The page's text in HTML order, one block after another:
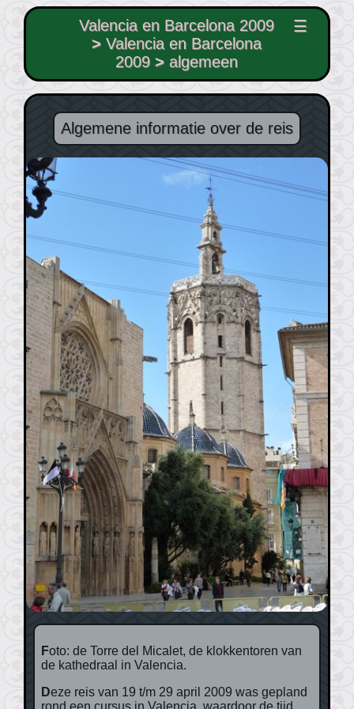
Valencia en Barcelona 2009
>Valencia en Barcelona
2009 >algemeen
☰
Algemene informatie over de reis
Foto: de Torre del Micalet, de klokkentoren van
de kathedraal in Valencia.
Deze reis van 19 t/m 29 april 2009 was gepland